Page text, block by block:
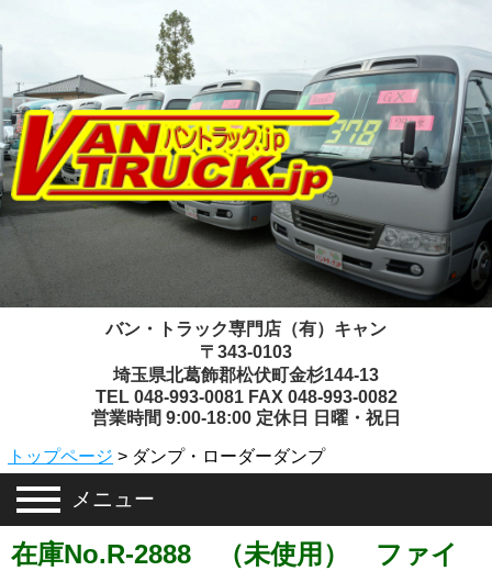
バン・トラック専門店（有）キャン
〒343-0103
埼玉県北葛飾郡松伏町金杉144-13
TEL 048-993-0081 FAX 048-993-0082
営業時間 9:00-18:00 定休日 日曜・祝日
トップページ > ダンプ・ローダーダンプ
メニュー
在庫No.R-2888 （未使用） ファイ